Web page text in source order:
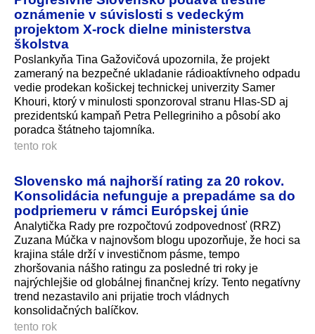
oznámenie v súvislosti s vedeckým
projektom X-rock dielne ministerstva
školstva
Poslankyňa Tina Gažovičová upozornila, že projekt
zameraný na bezpečné ukladanie rádioaktívneho odpadu
vedie prodekan košickej technickej univerzity Samer
Khouri, ktorý v minulosti sponzoroval stranu Hlas-SD aj
prezidentskú kampaň Petra Pellegriniho a pôsobí ako
poradca štátneho tajomníka.
tento rok
Slovensko má najhorší rating za 20 rokov.
Konsolidácia nefunguje a prepadáme sa do
podpriemeru v rámci Európskej únie
Analytička Rady pre rozpočtovú zodpovednosť (RRZ)
Zuzana Múčka v najnovšom blogu upozorňuje, že hoci sa
krajina stále drží v investičnom pásme, tempo
zhoršovania nášho ratingu za posledné tri roky je
najrýchlejšie od globálnej finančnej krízy. Tento negatívny
trend nezastavilo ani prijatie troch vládnych
konsolidačných balíčkov.
tento rok